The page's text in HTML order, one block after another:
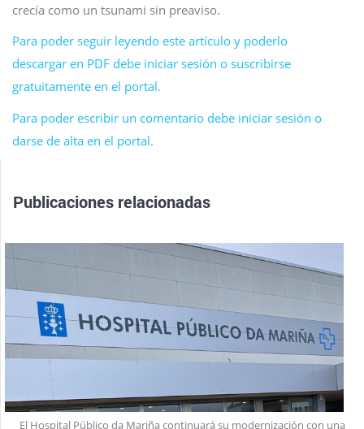
crecía como un tsunami sin preaviso.
Para poder seguir leyendo este artículo y poderlo
descargar en PDF debe iniciar sesión o suscribirse
gratuitamente en el portal.
Para poder escribir un comentario debe iniciar sesión o
darse de alta en el portal.
Publicaciones relacionadas
El Hospital Público da Mariña continuará su modernización con una